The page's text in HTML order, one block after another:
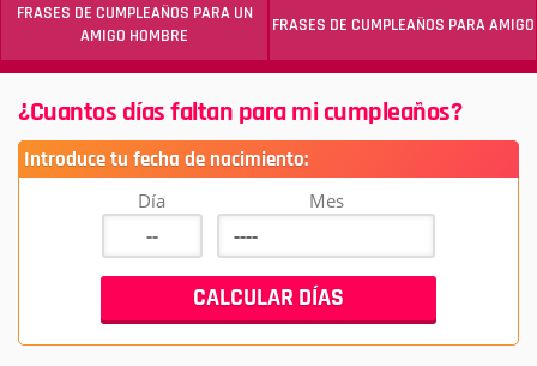
FRASES DE CUMPLEAÑOS PARA UN
AMIGO HOMBRE
FRASES DE CUMPLEAÑOS PARA AMIGO
¿Cuantos días faltan para mi cumpleaños?
Introduce tu fecha de nacimiento:
Día Mes